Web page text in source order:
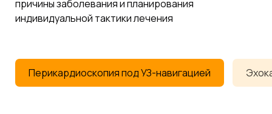
причины заболевания и планирования
индивидуальной тактики лечения
Перикардиоскопия под УЗ-навигацией